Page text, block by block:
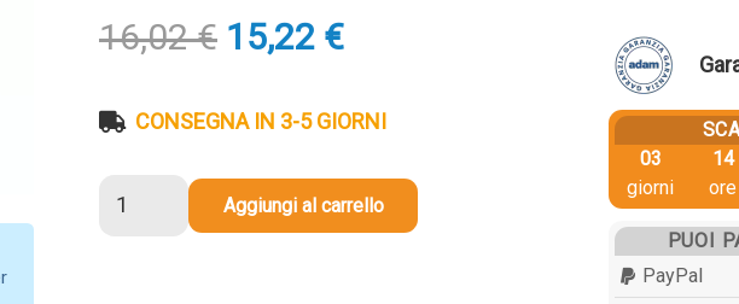
16,02€ Il
prezzo
era:
15,22 €Il
è:
CONSEGNA IN 3-5 GIORNI
Cartuccia
originale
Aggiungi al carrello
03
giorni
14
ore
PUOI
PayPal